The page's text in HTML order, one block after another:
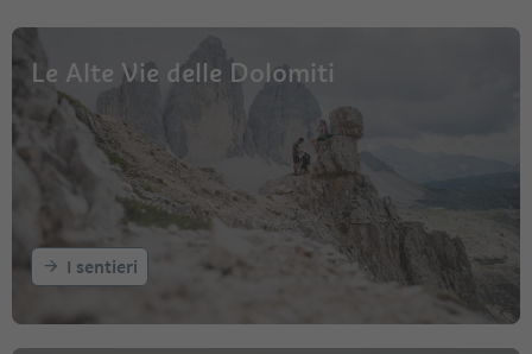
Le Alte Vie delle Dolomiti
I sentieri